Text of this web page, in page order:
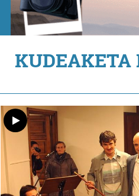
KUDEAKETA